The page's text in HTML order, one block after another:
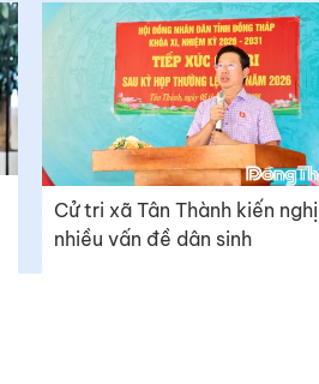
Cử tri xã Tân Thành kiến nghị
nhiều vấn đề dân sinh